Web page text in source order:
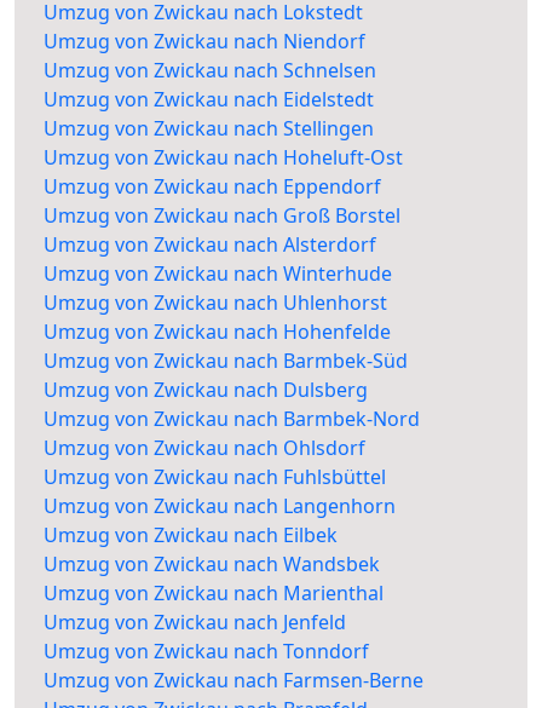
Umzug von Zwickau nach Lokstedt
Umzug von Zwickau nach Niendorf
Umzug von Zwickau nach Schnelsen
Umzug von Zwickau nach Eidelstedt
Umzug von Zwickau nach Stellingen
Umzug von Zwickau nach Hoheluft-Ost
Umzug von Zwickau nach Eppendorf
Umzug von Zwickau nach Groß Borstel
Umzug von Zwickau nach Alsterdorf
Umzug von Zwickau nach Winterhude
Umzug von Zwickau nach Uhlenhorst
Umzug von Zwickau nach Hohenfelde
Umzug von Zwickau nach Barmbek-Süd
Umzug von Zwickau nach Dulsberg
Umzug von Zwickau nach Barmbek-Nord
Umzug von Zwickau nach Ohlsdorf
Umzug von Zwickau nach Fuhlsbüttel
Umzug von Zwickau nach Langenhorn
Umzug von Zwickau nach Eilbek
Umzug von Zwickau nach Wandsbek
Umzug von Zwickau nach Marienthal
Umzug von Zwickau nach Jenfeld
Umzug von Zwickau nach Tonndorf
Umzug von Zwickau nach Farmsen-Berne